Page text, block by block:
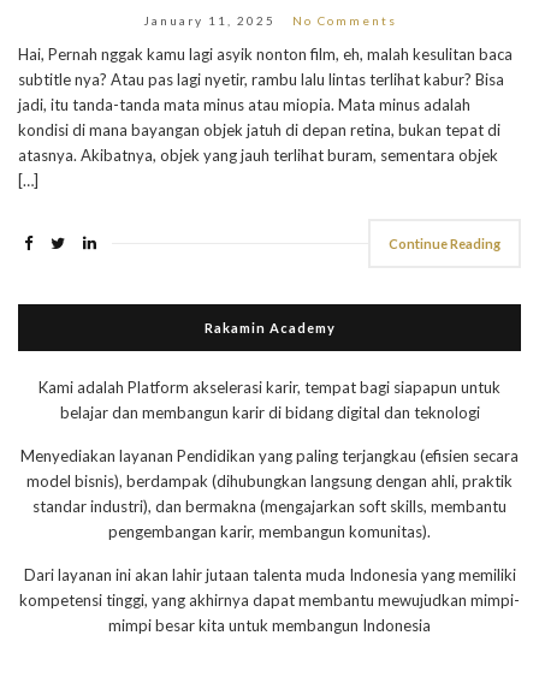
January 11, 2025 No Comments
Hai, Pernah nggak kamu lagi asyik nonton film, eh, malah kesulitan baca
subtitle nya? Atau pas lagi nyetir, rambu lalu lintas terlihat kabur? Bisa
jadi, itu tanda-tanda mata minus atau miopia. Mata minus adalah
kondisi di mana bayangan objek jatuh di depan retina, bukan tepat di
atasnya. Akibatnya, objek yang jauh terlihat buram, sementara objek
[…]
Continue Reading
Rakamin Academy
Kami adalah Platform akselerasi karir, tempat bagi siapapun untuk
belajar dan membangun karir di bidang digital dan teknologi
Menyediakan layanan Pendidikan yang paling terjangkau (efisien secara
model bisnis), berdampak (dihubungkan langsung dengan ahli, praktik
standar industri), dan bermakna (mengajarkan soft skills, membantu
pengembangan karir, membangun komunitas).
Dari layanan ini akan lahir jutaan talenta muda Indonesia yang memiliki
kompetensi tinggi, yang akhirnya dapat membantu mewujudkan mimpi-
mimpi besar kita untuk membangun Indonesia